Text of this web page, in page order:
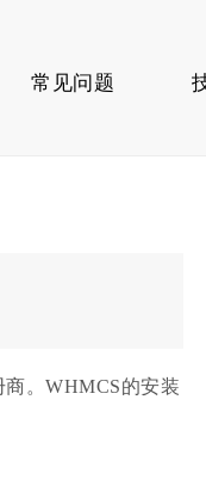
常见问题
。WHMCS的安装